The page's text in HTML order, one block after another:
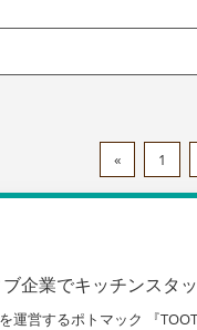
« 1
企業でキッチンスタッ
営するポトマック 『